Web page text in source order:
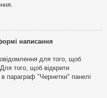
написання
для того, щоб
того, щоб відкрити
параграф "Чернетки" панелі